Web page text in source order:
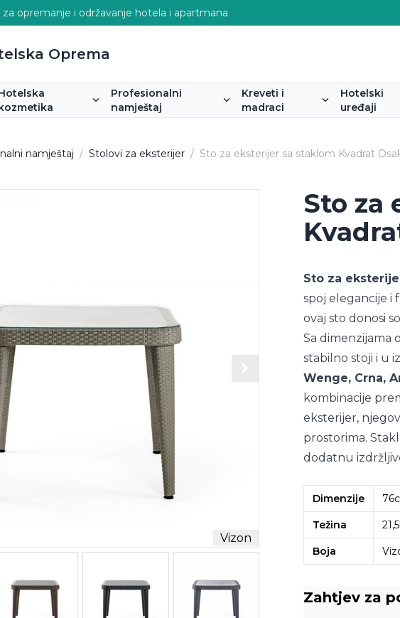
opremanje i održavanje hotela i apartmana
Oprema
Profesionalni
namještaj
Kreveti i
madraci
Hotelski
uređaji
namještaj / Stolovi za eksterijer / Sto za eksterijer sa staklom Kvadrat
Vizon
Sto za
Sto za
spoj elegancije i
ovaj sto donosi
Sa dimenzijama
stabilno stoji i u
Wenge, Crna,
kombinacije
eksterijer,
prostorima.
dodatnu
Dimenzije
Težina
Boja
Zahtjev za